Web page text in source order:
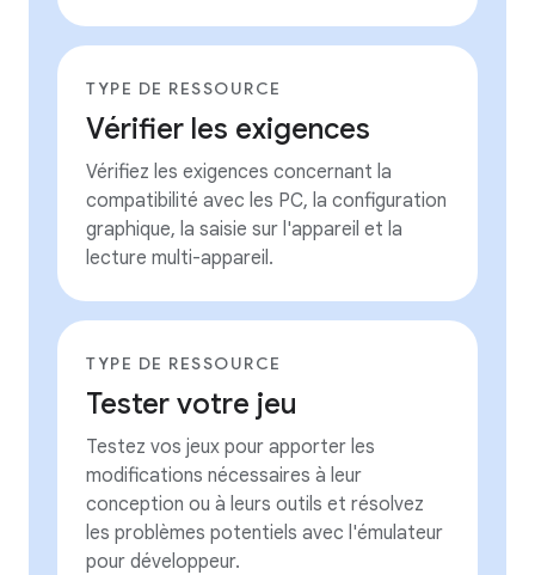
TYPE DE RESSOURCE
Vérifier les exigences
Vérifiez les exigences concernant la
compatibilité avec les PC, la configuration
graphique, la saisie sur l'appareil et la
lecture multi-appareil.
TYPE DE RESSOURCE
Tester votre jeu
Testez vos jeux pour apporter les
modifications nécessaires à leur
conception ou à leurs outils et résolvez
les problèmes potentiels avec l'émulateur
pour développeur.